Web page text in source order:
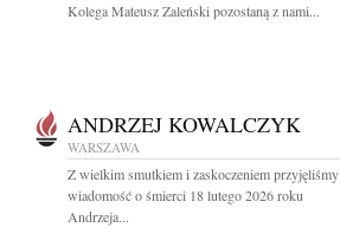
Kolega Mateusz Zaleński pozostaną z nami...
ANDRZEJ KOWALCZYK
WARSZAWA
Z wielkim smutkiem i zaskoczeniem przyjęliśmy
wiadomość o śmierci 18 lutego 2026 roku
Andrzeja...